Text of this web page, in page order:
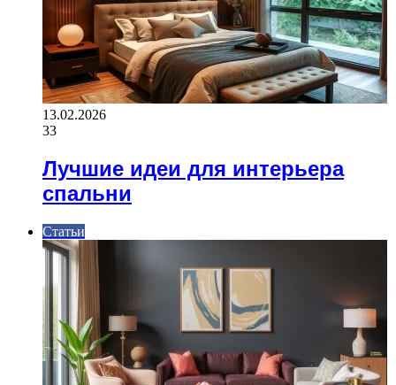
13.02.2026
33
Лучшие идеи для интерьера
спальни
Статьи